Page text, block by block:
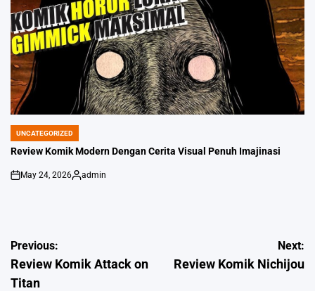
POSTED
IN
UNCATEGORIZED
Review Komik Modern Dengan Cerita Visual Penuh Imajinasi
on
May 24, 2026
Posted
admin
Post
navigation
Previous:
Review Komik Attack on
Titan
Next:
Review Komik Nichijou